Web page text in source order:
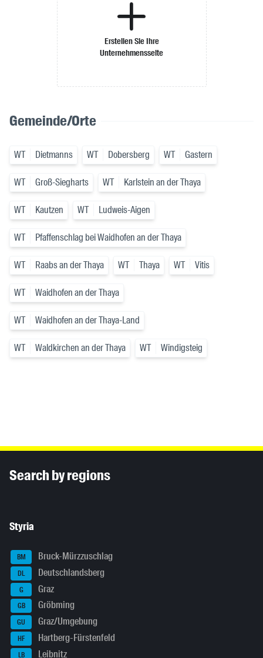
Erstellen Sie Ihre
Unternehmensseite
Gemeinde/Orte
WT Dietmanns WT Dobersberg WT Gastern
WT Groß-Siegharts WT Karlstein an der Thaya
WT Kautzen WT Ludweis-Aigen
WT Pfaffenschlag bei Waidhofen an der Thaya
WT Raabs an der Thaya WT Thaya WT Vitis
WT Waidhofen an der Thaya
WT Waidhofen an der Thaya-Land
WT Waldkirchen an der Thaya WT Windigsteig
Search by regions
Styria
BM Bruck-Mürzzuschlag
DL Deutschlandsberg
G Graz
GB Gröbming
GU Graz/Umgebung
HF Hartberg-Fürstenfeld
LB Leibnitz